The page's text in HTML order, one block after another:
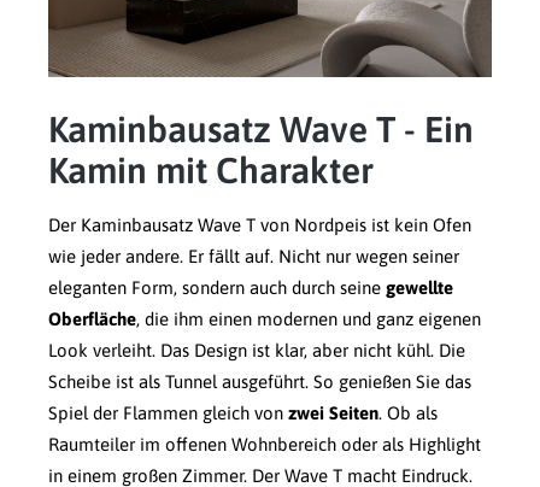
Kaminbausatz Wave T - Ein
Kamin mit Charakter
Der Kaminbausatz Wave T von Nordpeis ist kein Ofen
wie jeder andere. Er fällt auf. Nicht nur wegen seiner
eleganten Form, sondern auch durch seine gewellte
Oberfläche, die ihm einen modernen und ganz eigenen
Look verleiht. Das Design ist klar, aber nicht kühl. Die
Scheibe ist als Tunnel ausgeführt. So genießen Sie das
Spiel der Flammen gleich von zwei Seiten. Ob als
Raumteiler im offenen Wohnbereich oder als Highlight
in einem großen Zimmer. Der Wave T macht Eindruck.